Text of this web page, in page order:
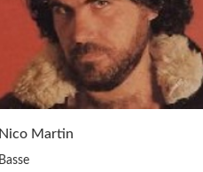
Nico Martin
Basse